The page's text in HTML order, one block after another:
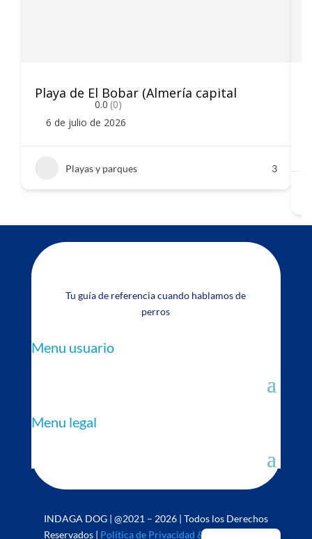
Playa de El Bobar (Almería capital
0.0 (0)
6 de julio de 2026
Playas y parques 3
Tu guía de referencia cuando hablamos de
perros
Menu usuario
Menu legal
INDAGA DOG | @2021 – 2026 | Todos los Derechos
Reservados | Política de Privacidad & Uso de Cookies
English